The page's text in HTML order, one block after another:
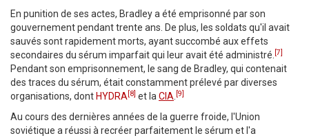
En punition de ses actes, Bradley a été emprisonné par son
gouvernement pendant trente ans. De plus, les soldats qu'il avait
sauvés sont rapidement morts, ayant succombé aux effets
secondaires du sérum imparfait qui leur avait été administré. [7]
Pendant son emprisonnement, le sang de Bradley, qui contenait
des traces du sérum, était constamment prélevé par diverses
organisations, dont HYDRA [8] et la CIA [9]
Au cours des dernières années de la guerre froide, l'Union
soviétique a réussi à recréer parfaitement le sérum et l'a